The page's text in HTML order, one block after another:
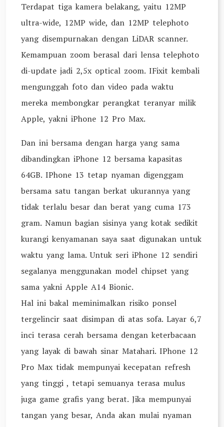
Terdapat tiga kamera belakang, yaitu 12MP
ultra-wide, 12MP wide, dan 12MP telephoto
yang disempurnakan dengan LiDAR scanner.
Kemampuan zoom berasal dari lensa telephoto
di-update jadi 2,5x optical zoom. IFixit kembali
mengunggah foto dan video pada waktu
mereka membongkar perangkat teranyar milik
Apple, yakni iPhone 12 Pro Max.
Dan ini bersama dengan harga yang sama
dibandingkan iPhone 12 bersama kapasitas
64GB. IPhone 13 tetap nyaman digenggam
bersama satu tangan berkat ukurannya yang
tidak terlalu besar dan berat yang cuma 173
gram. Namun bagian sisinya yang kotak sedikit
kurangi kenyamanan saya saat digunakan untuk
waktu yang lama. Untuk seri iPhone 12 sendiri
segalanya menggunakan model chipset yang
sama yakni Apple A14 Bionic.
Hal ini bakal meminimalkan risiko ponsel
tergelincir saat disimpan di atas sofa. Layar 6,7
inci terasa cerah bersama dengan keterbacaan
yang layak di bawah sinar Matahari. IPhone 12
Pro Max tidak mempunyai kecepatan refresh
yang tinggi , tetapi semuanya terasa mulus
juga game grafis yang berat. Jika mempunyai
tangan yang besar, Anda akan mulai nyaman